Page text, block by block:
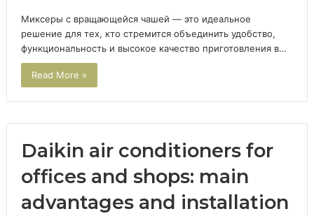
Миксеры с вращающейся чашей — это идеальное
решение для тех, кто стремится объединить удобство,
функциональность и высокое качество приготовления в…
Read More »
Daikin air conditioners for
offices and shops: main
advantages and installation